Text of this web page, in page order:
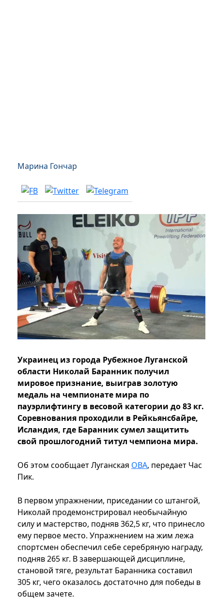
Марина Гончар
Украинец из города Рубежное Луганской
области Николай Баранник получил
мировое признание, выиграв золотую
медаль на чемпионате мира по
пауэрлифтингу в весовой категории до 83 кг.
Соревнования проходили в Рейкьянсбайре,
Исландия, где Баранник сумел защитить
свой прошлогодний титул чемпиона мира.
Об этом сообщает Луганская ОВА, передает Час
Пик.
В первом упражнении, приседании со штангой,
Николай продемонстрировал необычайную
силу и мастерство, подняв 362,5 кг, что принесло
ему первое место. Упражнением на жим лежа
спортсмен обеспечил себе серебряную награду,
подняв 265 кг. В завершающей дисциплине,
становой тяге, результат Баранника составил
305 кг, чего оказалось достаточно для победы в
общем зачете.